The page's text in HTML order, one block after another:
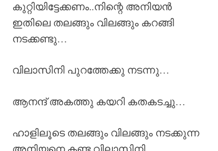
കുറ്റിയിട്ടേക്കണം..നിന്റെ അനിയൻ
ഇതിലെ തലങ്ങും വിലങ്ങും കറങ്ങി
നടക്കണ്ടു…
വിലാസിനി പുറത്തേക്കു നടന്നു…
ആനന്ദ് അകത്തു കയറി കതകടച്ചു…
ഹാളിലൂടെ തലങ്ങും വിലങ്ങും നടക്കുന്ന